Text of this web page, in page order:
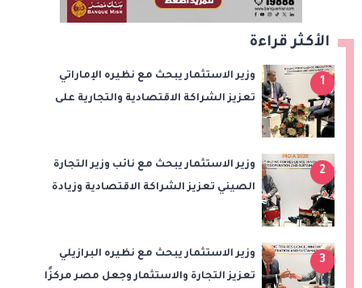
الأكثر قراءة
1
وزير الاستثمار يبحث مع نظيره الإماراتي
تعزيز الشراكة الاقتصادية والتجارية على
2
وزير الاستثمار يبحث مع نائب وزير التجارة
الصيني تعزيز الشراكة الاقتصادية وزيادة
3
وزير الاستثمار يبحث مع نظيره البرازيلي
تعزيز التجارة والاستثمار وجعل مصر مركزًا